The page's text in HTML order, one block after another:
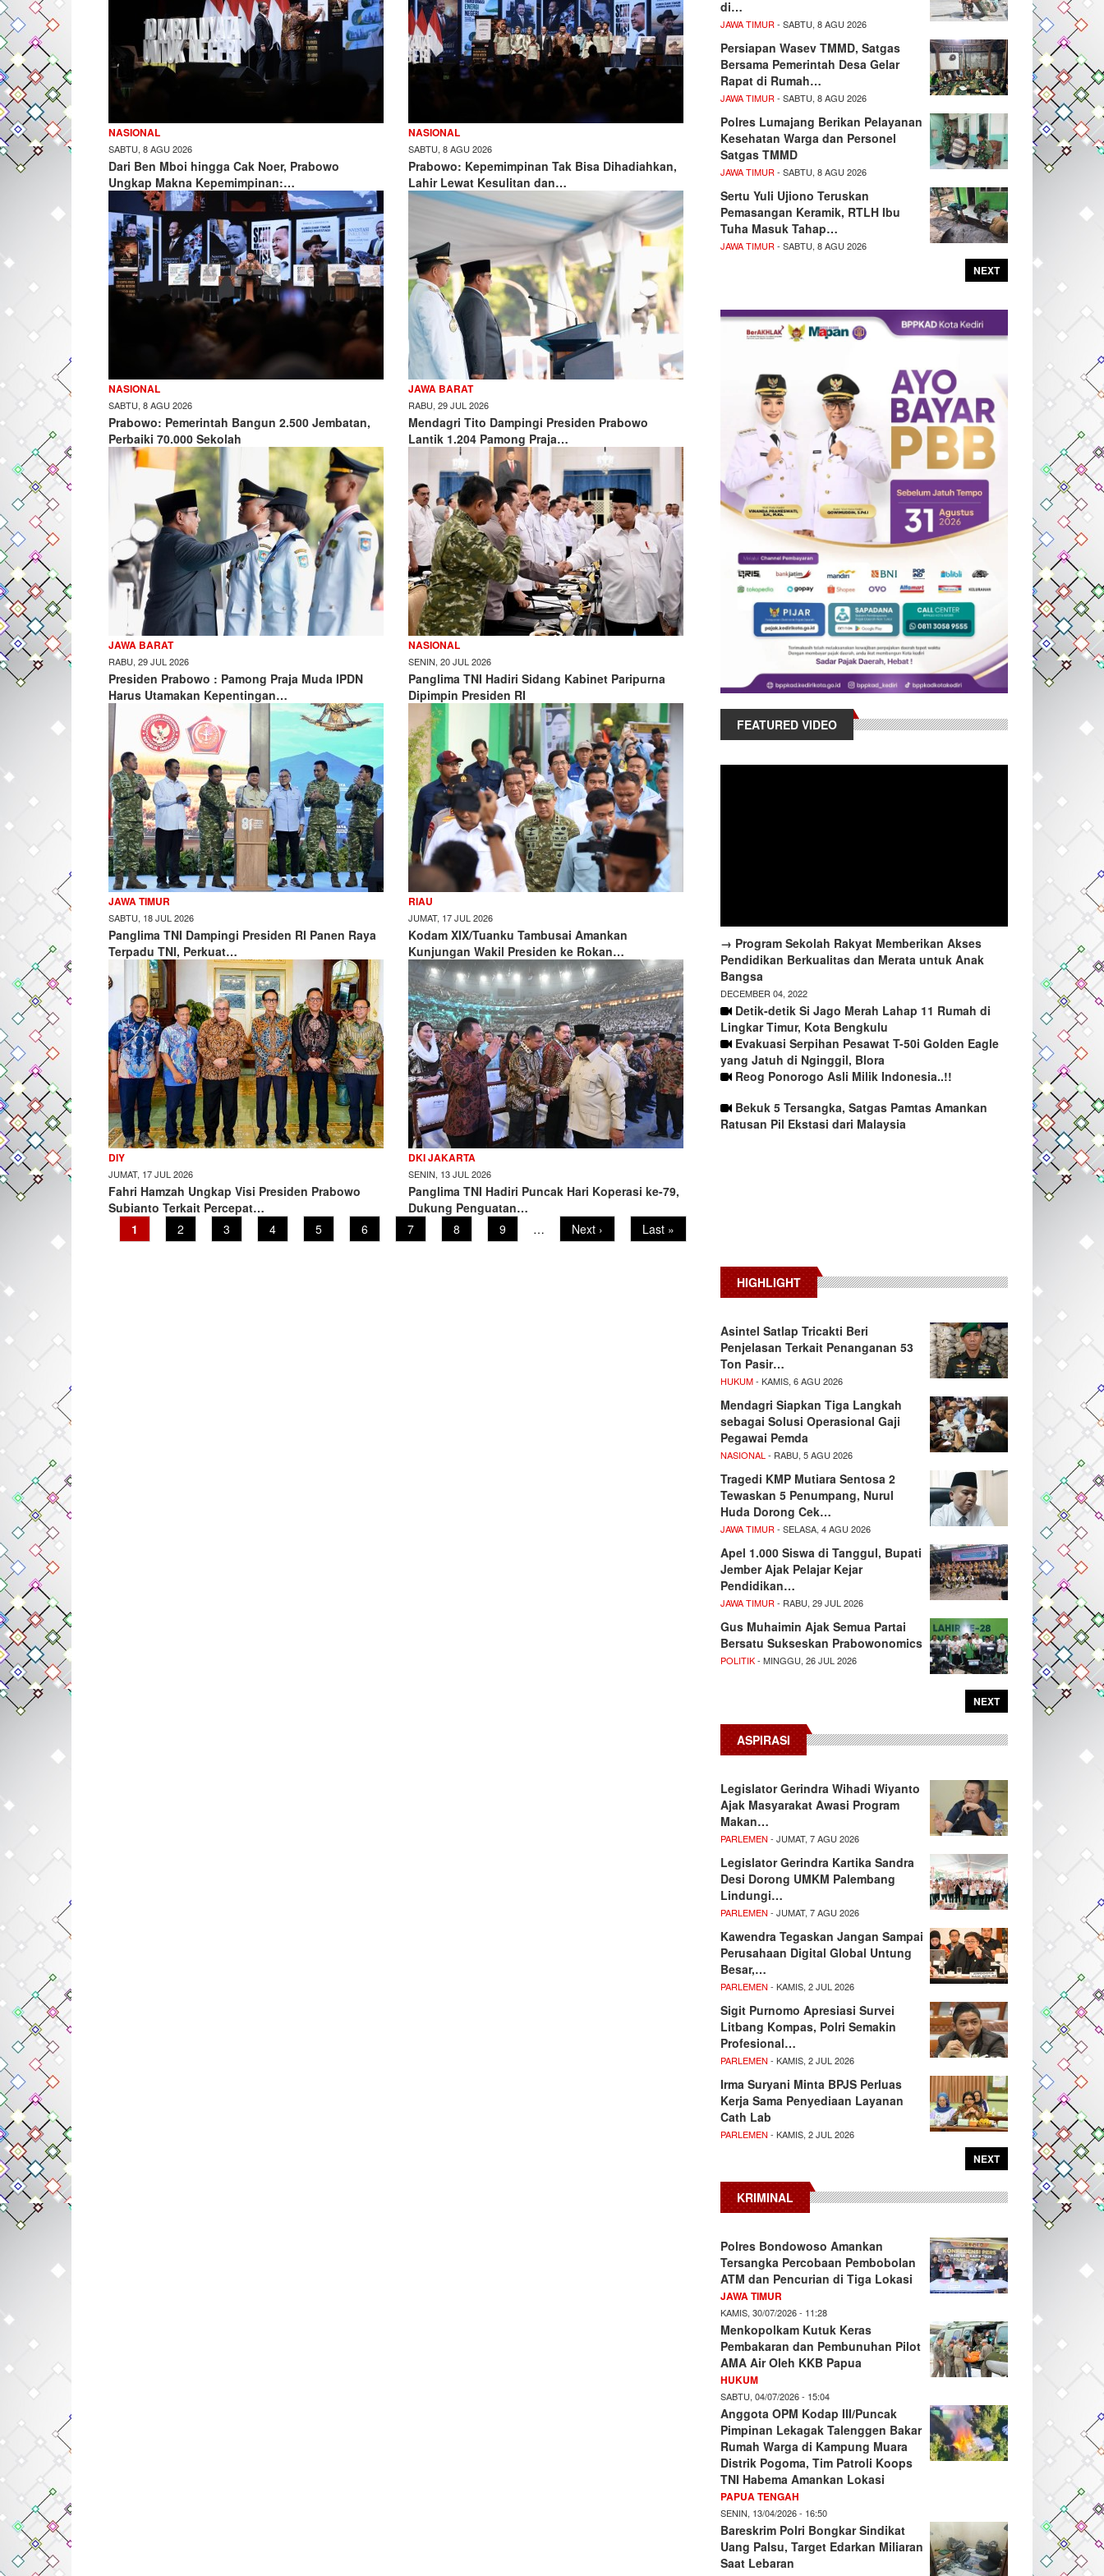
NASIONAL
SABTU, 8 AGU 2026
Dari Ben Mboi hingga Cak Noer, Prabowo
Ungkap Makna Kepemimpinan:…
NASIONAL
SABTU, 8 AGU 2026
Prabowo: Kepemimpinan Tak Bisa Dihadiahkan,
Lahir Lewat Kesulitan dan…
NASIONAL
SABTU, 8 AGU 2026
Prabowo: Pemerintah Bangun 2.500 Jembatan,
Perbaiki 70.000 Sekolah
JAWA BARAT
RABU, 29 JUL 2026
Mendagri Tito Dampingi Presiden Prabowo
Lantik 1.204 Pamong Praja…
JAWA BARAT
RABU, 29 JUL 2026
Presiden Prabowo : Pamong Praja Muda IPDN
Harus Utamakan Kepentingan…
NASIONAL
SENIN, 20 JUL 2026
Panglima TNI Hadiri Sidang Kabinet Paripurna
Dipimpin Presiden RI
JAWA TIMUR
SABTU, 18 JUL 2026
Panglima TNI Dampingi Presiden RI Panen Raya
Terpadu TNI, Perkuat…
RIAU
JUMAT, 17 JUL 2026
Kodam XIX/Tuanku Tambusai Amankan
Kunjungan Wakil Presiden ke Rokan…
DIY
JUMAT, 17 JUL 2026
Fahri Hamzah Ungkap Visi Presiden Prabowo
Subianto Terkait Percepat…
DKI JAKARTA
SENIN, 13 JUL 2026
Panglima TNI Hadiri Puncak Hari Koperasi ke-79,
Dukung Penguatan…
Current
page
1 Page
2 Page
3 Page
4 Page
5 Page
6 Page
7 Page
8 Page
9 …
Next
page
Next ›
Last
page
Last »
di…
JAWA TIMUR - SABTU, 8 AGU 2026
Persiapan Wasev TMMD, Satgas
Bersama Pemerintah Desa Gelar
Rapat di Rumah…
JAWA TIMUR - SABTU, 8 AGU 2026
Polres Lumajang Berikan Pelayanan
Kesehatan Warga dan Personel
Satgas TMMD
JAWA TIMUR - SABTU, 8 AGU 2026
Sertu Yuli Ujiono Teruskan
Pemasangan Keramik, RTLH Ibu
Tuha Masuk Tahap…
JAWA TIMUR - SABTU, 8 AGU 2026
NEXT
FEATURED VIDEO
→ Program Sekolah Rakyat Memberikan Akses
Pendidikan Berkualitas dan Merata untuk Anak
Bangsa
DECEMBER 04, 2022
Detik-detik Si Jago Merah Lahap 11 Rumah di
Lingkar Timur, Kota Bengkulu
Evakuasi Serpihan Pesawat T-50i Golden Eagle
yang Jatuh di Nginggil, Blora
Reog Ponorogo Asli Milik Indonesia..!!
Bekuk 5 Tersangka, Satgas Pamtas Amankan
Ratusan Pil Ekstasi dari Malaysia
HIGHLIGHT
Asintel Satlap Tricakti Beri
Penjelasan Terkait Penanganan 53
Ton Pasir…
HUKUM- KAMIS, 6 AGU 2026
Mendagri Siapkan Tiga Langkah
sebagai Solusi Operasional Gaji
Pegawai Pemda
NASIONAL - RABU, 5 AGU 2026
Tragedi KMP Mutiara Sentosa 2
Tewaskan 5 Penumpang, Nurul
Huda Dorong Cek…
JAWA TIMUR - SELASA, 4 AGU 2026
Apel 1.000 Siswa di Tanggul, Bupati
Jember Ajak Pelajar Kejar
Pendidikan…
JAWA TIMUR - RABU, 29 JUL 2026
Gus Muhaimin Ajak Semua Partai
Bersatu Sukseskan Prabowonomics
POLITIK- MINGGU, 26 JUL 2026
NEXT
ASPIRASI
Legislator Gerindra Wihadi Wiyanto
Ajak Masyarakat Awasi Program
Makan…
PARLEMEN - JUMAT, 7 AGU 2026
Legislator Gerindra Kartika Sandra
Desi Dorong UMKM Palembang
Lindungi…
PARLEMEN - JUMAT, 7 AGU 2026
Kawendra Tegaskan Jangan Sampai
Perusahaan Digital Global Untung
Besar,…
PARLEMEN - KAMIS, 2 JUL 2026
Sigit Purnomo Apresiasi Survei
Litbang Kompas, Polri Semakin
Profesional…
PARLEMEN - KAMIS, 2 JUL 2026
Irma Suryani Minta BPJS Perluas
Kerja Sama Penyediaan Layanan
Cath Lab
PARLEMEN - KAMIS, 2 JUL 2026
NEXT
KRIMINAL
Polres Bondowoso Amankan
Tersangka Percobaan Pembobolan
ATM dan Pencurian di Tiga Lokasi
JAWA TIMUR
KAMIS, 30/07/2026 - 11:28
Menkopolkam Kutuk Keras
Pembakaran dan Pembunuhan Pilot
AMA Air Oleh KKB Papua
HUKUM
SABTU, 04/07/2026 - 15:04
Anggota OPM Kodap III/Puncak
Pimpinan Lekagak Talenggen Bakar
Rumah Warga di Kampung Muara
Distrik Pogoma, Tim Patroli Koops
TNI Habema Amankan Lokasi
PAPUA TENGAH
SENIN, 13/04/2026 - 16:50
Bareskrim Polri Bongkar Sindikat
Uang Palsu, Target Edarkan Miliaran
Saat Lebaran